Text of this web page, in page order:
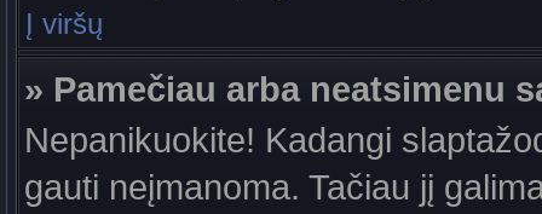
Į viršų
» Pamečiau arba neatsimenu
Nepanikuokite! Kadangi
gauti neįmanoma. Tačiau jį